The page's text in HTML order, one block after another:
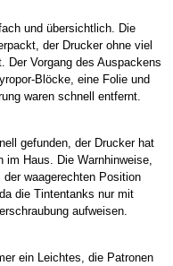
und übersichtlich. Die
der Drucker ohne viel
Der Vorgang des Auspackens
Blöcke, eine Folie und
waren schnell entfernt.
gefunden, der Drucker hat
im Haus. Die Warnhinweise,
waagerechten Position
die Tintentanks nur mit
aufweisen.
ein Leichtes, die Patronen